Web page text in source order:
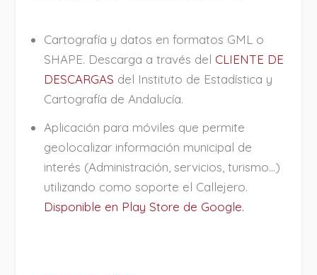
Cartografía y datos en formatos GML o
SHAPE. Descarga a través del CLIENTE DE
DESCARGAS del Instituto de Estadística y
Cartografía de Andalucía.
Aplicación para móviles que permite
geolocalizar información municipal de
interés (Administración, servicios, turismo…)
utilizando como soporte el Callejero.
Disponible en Play Store de Google.